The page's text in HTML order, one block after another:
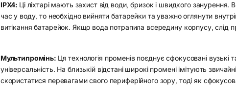
IPX4: Ці ліхтарі мають захист від води, бризок і швидкого занурення.
час у воду, то необхідно вийняти батарейки та уважно оглянути
витікання батарейок. Якщо вода потрапила всередину корпусу, слід
Мультипромінь: Ця технологія променів поєднує сфокусовані
універсальність. На близькій відстані широкі промені імітують
скористатися перевагами свого периферійного зору, тоді як